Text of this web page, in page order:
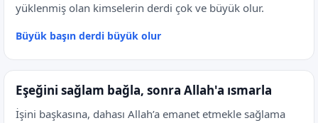
yüklenmiş olan kimselerin derdi çok ve büyük olur.
Büyük başın derdi büyük olur
Eşeğini sağlam bağla, sonra Allah'a ısmarla
İşini başkasına, dahası Allah’a emanet etmekle sağlama